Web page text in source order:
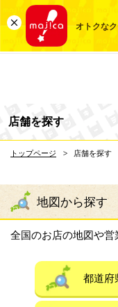
オトクな
店舗を探す
トップページ 店舗を探す
地図から探す
全国のお店の地図や営